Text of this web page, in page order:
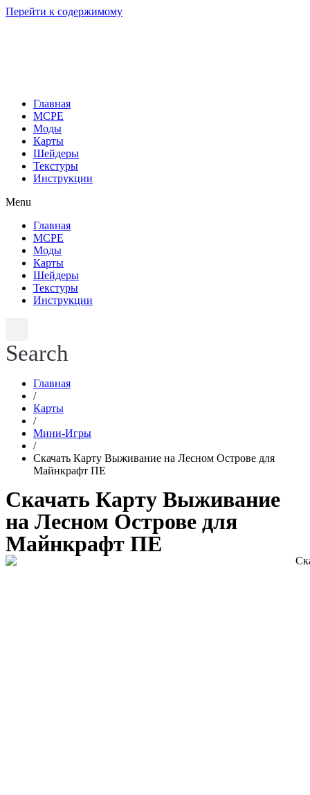
Перейти к содержимому
Главная
MCPE
Моды
Карты
Шейдеры
Текстуры
Инструкции
Menu
Главная
MCPE
Моды
Карты
Шейдеры
Текстуры
Инструкции
Search
Главная
/
Карты
/
Мини-Игры
/
Скачать Карту Выживание на Лесном Острове для
Майнкрафт ПЕ
Скачать Карту Выживание
на Лесном Острове для
Майнкрафт ПЕ